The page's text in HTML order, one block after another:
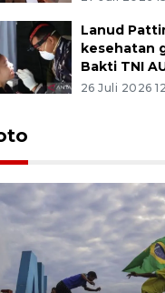
Lanud
kesehatan
Bakti TNI
26 Juli 2026